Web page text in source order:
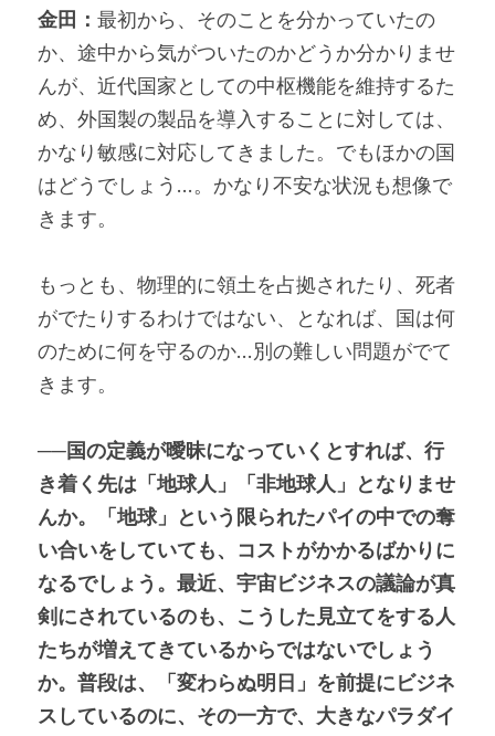
金田： 最初から、そのことを分かっていたの
か、途中から気がついたのかどうか分かりませ
んが、近代国家としての中枢機能を維持するた
め、外国製の製品を導入することに対しては、
かなり敏感に対応してきました。でもほかの国
はどうでしょう…。かなり不安な状況も想像で
きます。
もっとも、物理的に領土を占拠されたり、死者
がでたりするわけではない、となれば、国は何
のために何を守るのか…別の難しい問題がでて
きます。
──国の定義が曖昧になっていくとすれば、行
き着く先は「地球人」「非地球人」となりませ
んか。「地球」という限られたパイの中での奪
い合いをしていても、コストがかかるばかりに
なるでしょう。最近、宇宙ビジネスの議論が真
剣にされているのも、こうした見立てをする人
たちが増えてきているからではないでしょう
か。普段は、「変わらぬ明日」を前提にビジネ
スしているのに、その一方で、大きなパラダイ